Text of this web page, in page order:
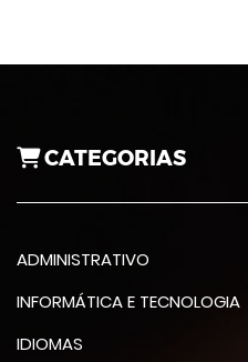
CATEGORIAS
ADMINISTRATIVO
INFORMÁTICA E TECNOLOGIA
IDIOMAS